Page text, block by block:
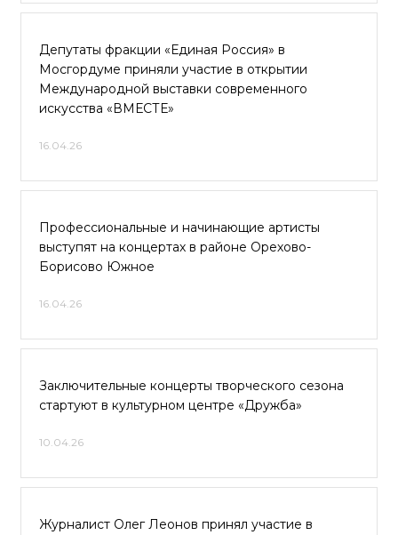
Депутаты фракции «Единая Россия» в
Мосгордуме приняли участие в открытии
Международной выставки современного
искусства «ВМЕСТЕ»
16.04.26
Профессиональные и начинающие артисты
выступят на концертах в районе Орехово-
Борисово Южное
16.04.26
Заключительные концерты творческого сезона
стартуют в культурном центре «Дружба»
10.04.26
Журналист Олег Леонов принял участие в